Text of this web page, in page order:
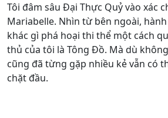
Tôi đâm sâu Đại Thực Quỷ vào xác
Mariabelle. Nhìn từ bên ngoài,
khác gì phá hoại thi thể một cách
thủ của tôi là Tông Đồ. Mà dù
cũng đã từng gặp nhiều kẻ vẫn có
chặt đầu.